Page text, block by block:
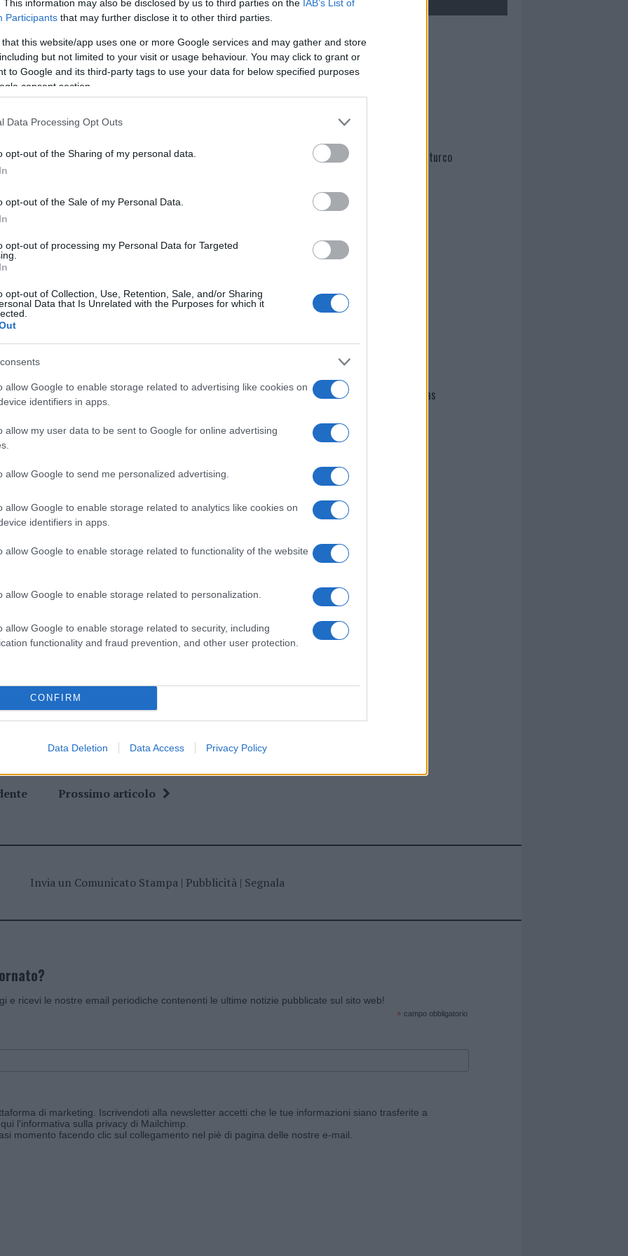
This information may also be disclosed by us to third parties on the IAB’s List of
Participants that may further disclose it to other third parties.
that this website/app uses one or more Google services and may gather and store
but not limited to your visit or usage behaviour. You may click to grant or
to Google and its third-party tags to use your data for below specified purposes
consent section.
Data Processing Opt Outs
opt-out of the Sharing of my personal data.
opt-out of the Sale of my Personal Data.
opt-out of processing my Personal Data for Targeted
opt-out of Collection, Use, Retention, Sale, and/or Sharing
Data that Is Unrelated with the Purposes for which it
allow Google to enable storage related to advertising like cookies on
identifiers in apps.
allow my user data to be sent to Google for online advertising
allow Google to send me personalized advertising.
allow Google to enable storage related to analytics like cookies on
identifiers in apps.
allow Google to enable storage related to functionality of the website
allow Google to enable storage related to personalization.
allow Google to enable storage related to security, including
functionality and fraud prevention, and other user protection.
CONFIRM
Data Deletion Data Access Privacy Policy
attenzione e i dovuti finanziamenti.
più deboli della popolazione”.
della Salute Giulia Grillo,inoltre, Cuccu fa
introdotte per la risoluzione delle
d’attesa.
– spiega Cuccu – tutte le aziende sanitarie
delle liste d’attesa.
Verrà introdotto un
ambulatoriale, sul modello dei codici del
alle visite più urgenti”.
cliccandoqui
nella sezione
i tuoi video e le tue foto
+39 345 356 7512
di GalluraOggi.it
news da
Prossimo articolo
Mario Malu
Paolo Pinna
Martina Agostina Diturco
Giovannimaria Cabras
Invia un Comunicato Stampa| Pubblicità| Segnala
e ricevi le nostre email periodiche contenenti le ultime notizie pubblicate sul sito web!
* campo obbligatorio
di marketing. Iscrivendoti alla newsletter accetti che le tue informazioni siano trasferite a
l'informativa sulla privacy di Mailchimp
momento facendo clic sul collegamento nel piè di pagina delle nostre e-mail.